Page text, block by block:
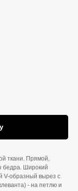
ткани. Прямой,
бедра. Широкий
V-образный вырез с
- на петлю и